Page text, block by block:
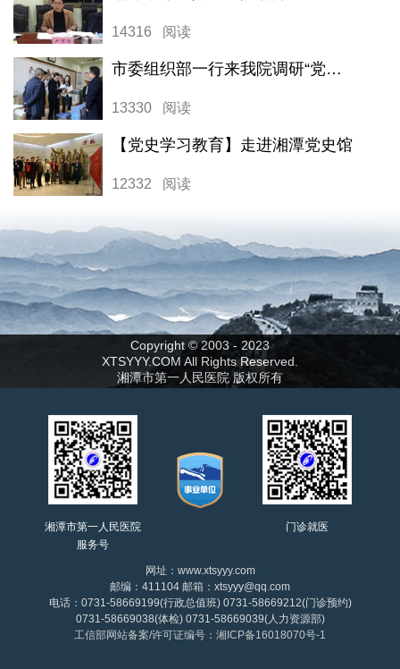
14316 阅读
市委组织部一行来我院调研“党建领航工程”落实情况
13330 阅读
【党史学习教育】走进湘潭党史馆
12332 阅读
Copyright © 2003 - 2023
XTSYYY.COM All Rights Reserved.
湘潭市第一人民医院 版权所有
湘潭市第一人民医院
服务号
门诊就医
网址：www.xtsyyy.com
邮编：411104 邮箱：xtsyyy@qq.com
电话：0731-58669199(行政总值班) 0731-58669212(门诊预约)
0731-58669038(体检) 0731-58669039(人力资源部)
工信部网站备案/许可证编号：湘ICP备16018070号-1